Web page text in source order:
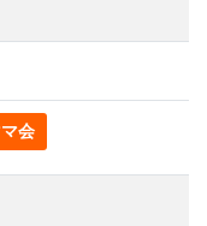
会